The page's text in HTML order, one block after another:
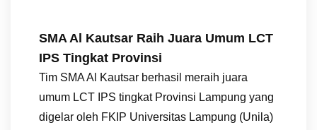
SMA Al Kautsar Raih Juara Umum LCT
IPS Tingkat Provinsi
Tim SMA Al Kautsar berhasil meraih juara
umum LCT IPS tingkat Provinsi Lampung yang
digelar oleh FKIP Universitas Lampung (Unila)